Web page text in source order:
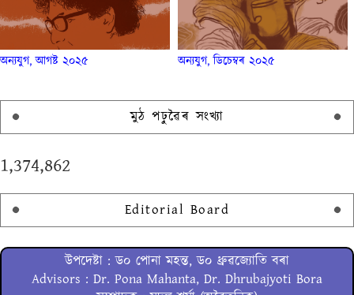
অন্যযুগ, আগষ্ট ২০২৫ অন্যযুগ, ডিচেম্বৰ ২০২৫
মুঠ পঢ়ুৱৈৰ সংখ্যা
1,374,862
Editorial Board
উপদেষ্টা : ড০ পোনা মহন্ত, ড০ ধ্ৰুৱজ্যোতি বৰা
Advisors : Dr. Pona Mahanta, Dr. Dhrubajyoti Bora